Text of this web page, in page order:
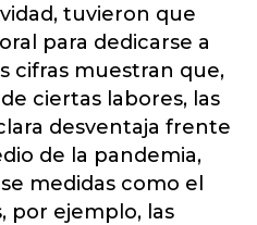
tuvieron que
para dedicarse a
cifras muestran que,
ciertas labores, las
desventaja frente
de la pandemia,
medidas como el
por ejemplo, las